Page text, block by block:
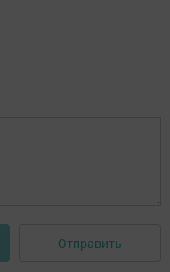
Отправить